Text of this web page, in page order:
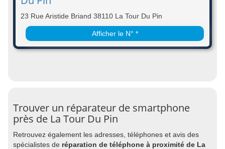
23 Rue Aristide Briand 38110 La Tour Du Pin
Afficher le N° *
Trouver un réparateur de smartphone
près de La Tour Du Pin
Retrouvez également les adresses, téléphones et avis des
spécialistes de réparation de téléphone à proximité de La